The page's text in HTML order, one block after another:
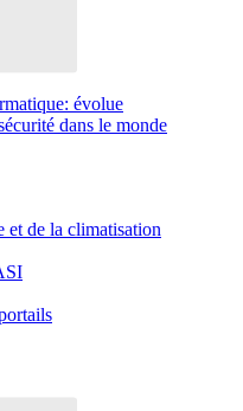
évolue
dans le monde
et de la climatisation